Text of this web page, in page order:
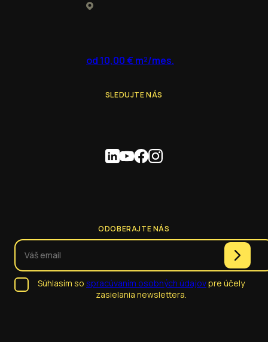
od 10,00 € m²/mes.
SLEDUJTE NÁS
ODOBERAJTE NÁS
Súhlasím so spracúvaním osobných údajovpre účely
zasielania newslettera.